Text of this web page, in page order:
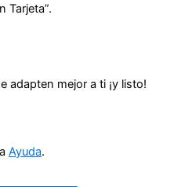
Tarjeta”.
adapten mejor a ti ¡y listo!
Ayuda.